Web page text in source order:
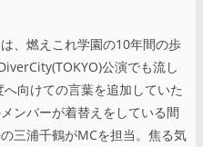
、燃えこれ学園の10年間の歩
公演でも流し
向けての言葉を追加していた
ンバーが着替えをしている間
三浦千鶴がMCを担当。焦る気